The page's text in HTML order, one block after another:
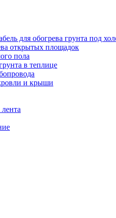
для обогрева грунта под
открытых площадок
пола
в теплице
и крыши